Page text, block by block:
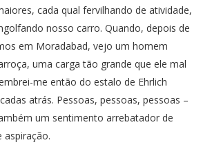
cada qual fervilhando de atividade,
nosso carro. Quando, depois de
em Moradabad, vejo um homem
uma carga tão grande que ele mal
me então do estalo de Ehrlich
atrás. Pessoas, pessoas, pessoas –
um sentimento arrebatador de
aspiração.